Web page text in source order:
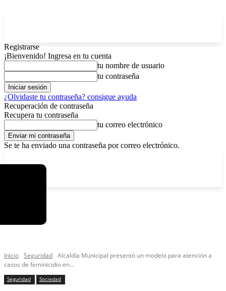
Registrarse
¡Bienvenido! Ingresa en tu cuenta
tu nombre de usuario
tu contraseña
¿Olvidaste tu contraseña? consigue ayuda
Recuperación de contraseña
Recupera tu contraseña
tu correo electrónico
Se te ha enviado una contraseña por correo electrónico.
Inicio Seguridad Alcaldía Municipal presentó un modelo para atención a
casos de feminicidio en...
Seguridad Sociedad